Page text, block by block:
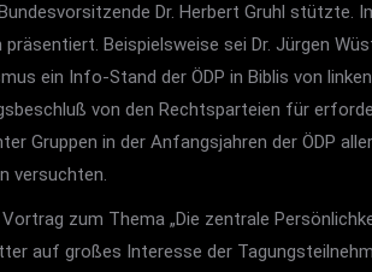
Dr. Herbert Gruhl stützte.
präsentiert. Beispielsweise sei Dr. Jürgen
ein Info-Stand der ÖDP in Biblis von
von den Rechtsparteien für
Gruppen in der Anfangsjahren der ÖDP
versuchten.
zum Thema „Die zentrale
auf großes Interesse der